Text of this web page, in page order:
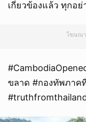
เกี่ยวข้องแล้ว ทุกอ
โฆษณ
ขลาด #กองทัพภาค